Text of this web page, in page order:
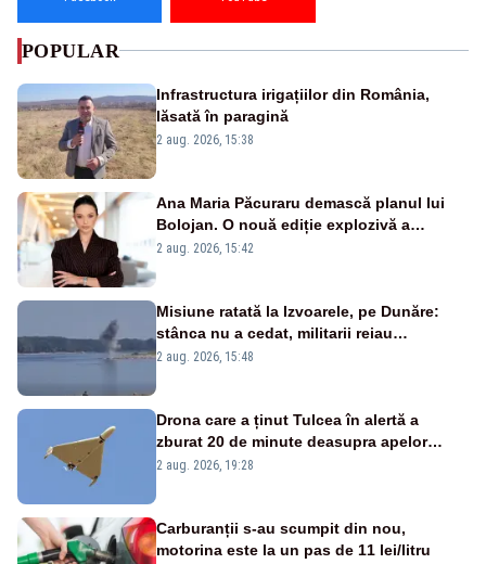
POPULAR
Infrastructura irigațiilor din România,
lăsată în paragină
2 aug. 2026, 15:38
Ana Maria Păcuraru demască planul lui
Bolojan. O nouă ediție explozivă a
emisiunii „Miza Zilei” la Realitatea PLUS
2 aug. 2026, 15:42
Misiune ratată la Izvoarele, pe Dunăre:
stânca nu a cedat, militarii reiau
detonările luni – VIDEO
2 aug. 2026, 15:48
Drona care a ținut Tulcea în alertă a
zburat 20 de minute deasupra apelor
României. Au fost ridicate două F-16
2 aug. 2026, 19:28
Carburanții s-au scumpit din nou,
motorina este la un pas de 11 lei/litru